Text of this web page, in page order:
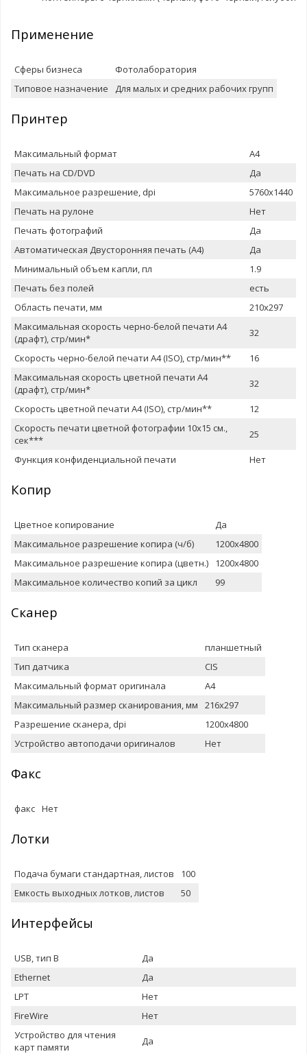
Применение
Сферы бизнеса
Фотолаборатория
Типовое назначение
Для малых и средних рабочих групп
Принтер
Максимальный формат
A4
Печать на CD/DVD
Да
Максимальное разрешение, dpi
5760x1440
Печать на рулоне
Нет
Печать фотографий
Да
Автоматическая Двусторонняя печать (A4)
Да
Минимальный объем капли, пл
1.9
Печать без полей
есть
Область печати, мм
210x297
Максимальная скорость черно-белой печати A4
(драфт), стр/мин*
32
Скорость черно-белой печати A4 (ISO), стр/мин**
16
Максимальная скорость цветной печати A4
(драфт), стр/мин*
32
Скорость цветной печати A4 (ISO), стр/мин**
12
Скорость печати цветной фотографии 10x15 см.,
сек***
25
Функция конфиденциальной печати Нет
Копир
Цветное копирование
Да
Максимальное разрешение копира (ч/б)
1200x4800
Максимальное разрешение копира (цветн.)
1200x4800
Максимальное количество копий за цикл
99
Сканер
Тип сканера
планшетный
Тип датчика
CIS
Максимальный формат оригинала
A4
Максимальный размер сканирования, мм
216x297
Разрешение сканера, dpi
1200x4800
Устройство автоподачи оригиналов
Нет
Факс
факс Нет
Лотки
Подача бумаги стандартная, листов
100
Емкость выxодныx лотков, листов
50
Интерфейсы
USB, тип B
Да
Ethernet
Да
LPT
Нет
FireWire
Нет
Устройство для чтения
карт памяти
Да